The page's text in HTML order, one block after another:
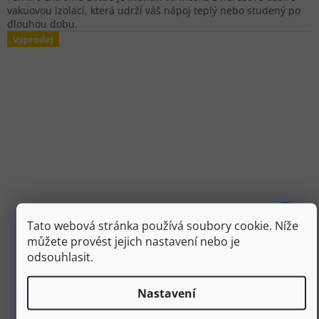
Tato webová stránka používá soubory cookie. Níže
můžete provést jejich nastavení nebo je
odsouhlasit.
Nastavení
vakuovou izolací, která udrží váš nápoj teplý nebo studený po
dlouhou dobu.
Výprodej
479 Kč
–50 %
FRENDO Termoska ISOTHERME GRIP 0,75 l silver -
stříbrná